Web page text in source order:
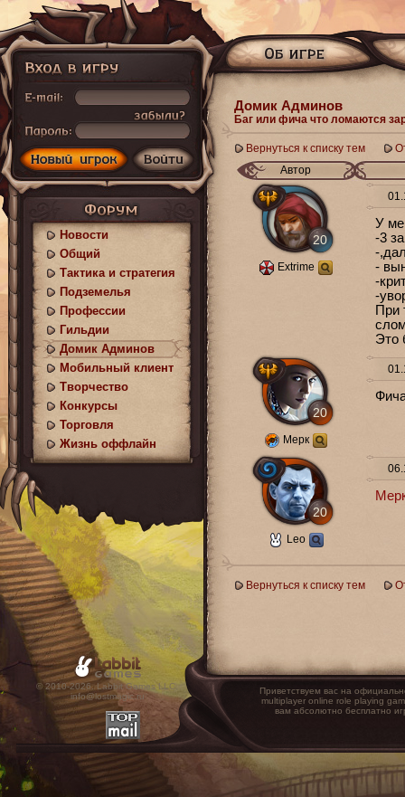
Домик Админов
Баг или фича что ломаются
Вернуться к списку тем
Автор
20
Extrime
У
-3
-
-
-
-
При
Это
20
Мерк
20
Leo
Вернуться к списку тем
Новости
Общий
Тактика и стратегия
Подземелья
Профессии
Гильдии
Домик Админов
Мобильный клиент
Творчество
Конкурсы
Торговля
Жизнь оффлайн
© 2010-2026. Labbit Games LLC.
info@lostmagic.ru
Приветствуем вас на
multiplayer online role playing
вам абсолютно бесплатно